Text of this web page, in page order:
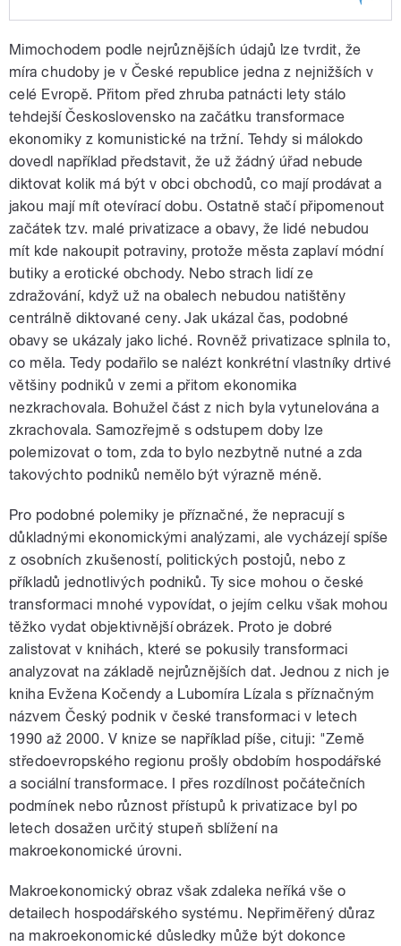
pause
Mimochodem podle nejrůznějších údajů lze tvrdit, že
míra chudoby je v České republice jedna z nejnižších v
celé Evropě. Přitom před zhruba patnácti lety stálo
tehdejší Československo na začátku transformace
ekonomiky z komunistické na tržní. Tehdy si málokdo
dovedl například představit, že už žádný úřad nebude
diktovat kolik má být v obci obchodů, co mají prodávat a
jakou mají mít otevírací dobu. Ostatně stačí připomenout
začátek tzv. malé privatizace a obavy, že lidé nebudou
mít kde nakoupit potraviny, protože města zaplaví módní
butiky a erotické obchody. Nebo strach lidí ze
zdražování, když už na obalech nebudou natištěny
centrálně diktované ceny. Jak ukázal čas, podobné
obavy se ukázaly jako liché. Rovněž privatizace splnila to,
co měla. Tedy podařilo se nalézt konkrétní vlastníky drtivé
většiny podniků v zemi a přitom ekonomika
nezkrachovala. Bohužel část z nich byla vytunelována a
zkrachovala. Samozřejmě s odstupem doby lze
polemizovat o tom, zda to bylo nezbytně nutné a zda
takovýchto podniků nemělo být výrazně méně.
Pro podobné polemiky je příznačné, že nepracují s
důkladnými ekonomickými analýzami, ale vycházejí spíše
z osobních zkušeností, politických postojů, nebo z
příkladů jednotlivých podniků. Ty sice mohou o české
transformaci mnohé vypovídat, o jejím celku však mohou
těžko vydat objektivnější obrázek. Proto je dobré
zalistovat v knihách, které se pokusily transformaci
analyzovat na základě nejrůznějších dat. Jednou z nich je
kniha Evžena Kočendy a Lubomíra Lízala s příznačným
názvem Český podnik v české transformaci v letech
1990 až 2000. V knize se například píše, cituji: "Země
středoevropského regionu prošly obdobím hospodářské
a sociální transformace. I přes rozdílnost počátečních
podmínek nebo různost přístupů k privatizace byl po
letech dosažen určitý stupeň sblížení na
makroekonomické úrovni.
Makroekonomický obraz však zdaleka neříká vše o
detailech hospodářského systému. Nepřiměřený důraz
na makroekonomické důsledky může být dokonce